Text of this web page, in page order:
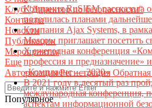
Клуб "Директор по безопасности"
Контакты
Новости
Публикации
Мероприятия
Еще
АвторизацияРегистрация Обратная
Популярное
Компания RuSIEM рассказала
поделилась планами
Компания Ajax Systems, в
Moscow приглашает посетить
X ежегодная конференция
профессия и предназначение»
«Комплаенс — 2020»
В 2021 году в десятый раз
международная конференция,
аспектам информационной